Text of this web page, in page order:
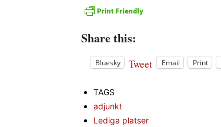
Share this:
Bluesky Tweet Email Print
TAGS
adjunkt
Lediga platser